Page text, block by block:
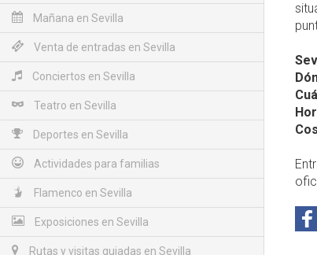
Mañana en Sevilla
Venta de entradas en Sevilla
Conciertos en Sevilla
Teatro en Sevilla
Deportes en Sevilla
Actividades para familias
Flamenco en Sevilla
Exposiciones en Sevilla
Rutas y visitas guiadas en Sevilla